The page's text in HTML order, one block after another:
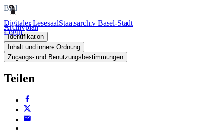
Digitaler LesesaalStaatsarchiv Basel-Stadt
Login
Bild
Archivplan
Identifikation
Inhalt und innere Ordnung
Zugangs- und Benutzungsbestimmungen
Teilen